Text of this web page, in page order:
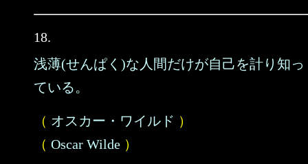
18.
浅薄(せんぱく)な人間だけが自己を計り知っ
ている。
（ オスカー・ワイルド ）
（ Oscar Wilde ）